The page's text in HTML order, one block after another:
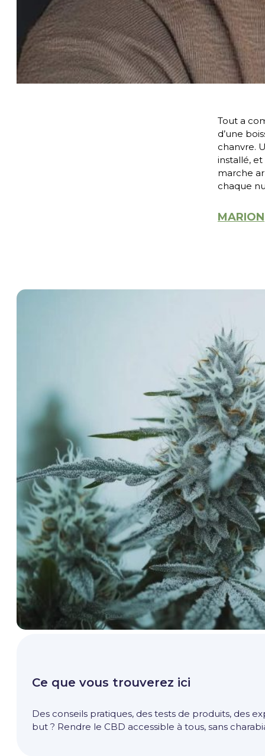
Tout a
d’une
chanvre.
installé,
marche
chaque
MARION
Ce que vous trouverez ici
Des conseils pratiques, des tests de produits, des
but ? Rendre le CBD accessible à tous, sans